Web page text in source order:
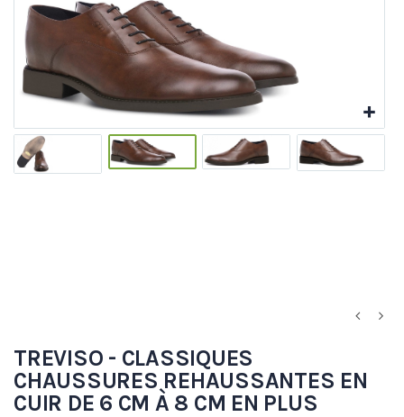
TREVISO - CLASSIQUES
CHAUSSURES REHAUSSANTES EN
CUIR DE 6 CM À 8 CM EN PLUS